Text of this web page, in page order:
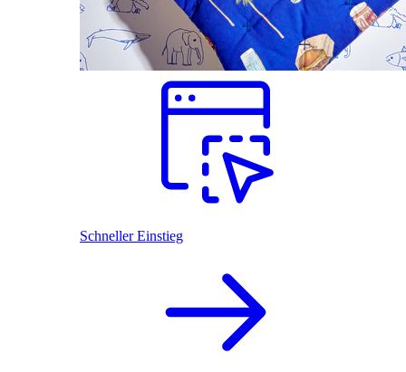
Schneller Einstieg